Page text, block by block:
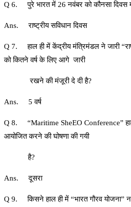
Q 6. पुरे भारत में 26 नवंबर को कौनसा दिवस
Ans. राष्ट्रीय सविधान दिवस
Q 7. हाल ही में केंद्रीय मंत्रिमंडल ने जारी
को कितने वर्ष के लिए आगे जारी
रखने की मंजूरी दे दी है?
Ans. 5 वर्ष
Q 8. “Maritime SheEO Conference”
आयोजित करने की घोषणा की गयी
है?
Ans. दूसरा
Q 9. किसने हाल ही में “भारत गौरव योजना”